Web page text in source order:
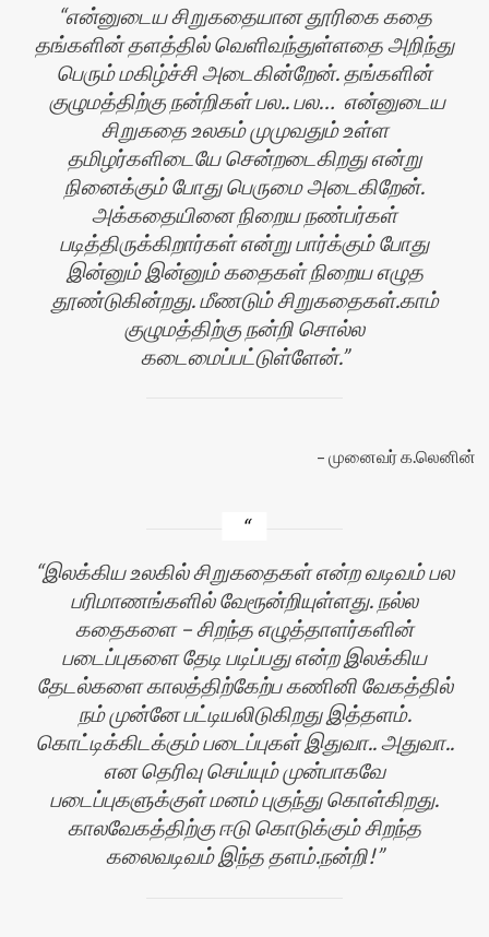
என்னுடைய சிறுகதையான தூரிகை கதை
தங்களின் தளத்தில் வெளிவந்துள்ளதை அறிந்து
பெரும் மகிழ்ச்சி அடைகின்றேன். தங்களின்
குழுமத்திற்கு நன்றிகள் பல.. பல… என்னுடைய
சிறுகதை உலகம் முமுவதும் உள்ள
தமிழர்களிடையே சென்றடைகிறது என்று
நினைக்கும் போது பெருமை அடைகிறேன்.
அக்கதையினை நிறைய நண்பர்கள்
படித்திருக்கிறார்கள் என்று பார்க்கும் போது
இன்னும் இன்னும் கதைகள் நிறைய எழுத
தூண்டுகின்றது. மீணடும் சிறுகதைகள்.காம்
குழுமத்திற்கு நன்றி சொல்ல
கடைமைப்பட்டுள்ளேன்.
முனைவர் க.லெனின்
இலக்கிய உலகில் சிறுகதைகள் என்ற வடிவம் பல
பரிமாணங்களில் வேரூன்றியுள்ளது. நல்ல
கதைகளை – சிறந்த எழுத்தாளர்களின்
படைப்புகளை தேடி படிப்பது என்ற இலக்கிய
தேடல்களை காலத்திற்கேற்ப கணினி வேகத்தில்
நம் முன்னே பட்டியலிடுகிறது இத்தளம்.
கொட்டிக்கிடக்கும் படைப்புகள் இதுவா.. அதுவா..
என தெரிவு செய்யும் முன்பாகவே
படைப்புகளுக்குள் மனம் புகுந்து கொள்கிறது.
காலவேகத்திற்கு ஈடு கொடுக்கும் சிறந்த
கலைவடிவம் இந்த தளம்.நன்றி!